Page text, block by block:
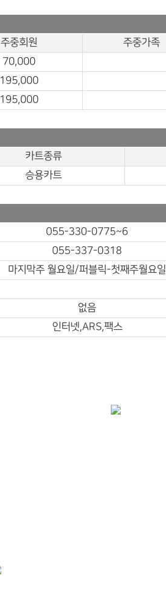
주중회원 주중가족
70,000
195,000
195,000
카트종류
승용카트
055-330-0775~6
055-337-0318
마지막주 월요일/퍼블릭-첫째주월요일
없음
인터넷,ARS,팩스